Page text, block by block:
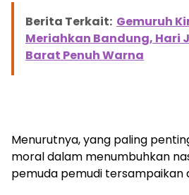
Berita Terkait: Gemuruh
Meriahkan Bandung, Hari
Barat Penuh Warna
Menurutnya, yang paling
moral dalam menumbuhkan
pemuda pemudi tersampaikan